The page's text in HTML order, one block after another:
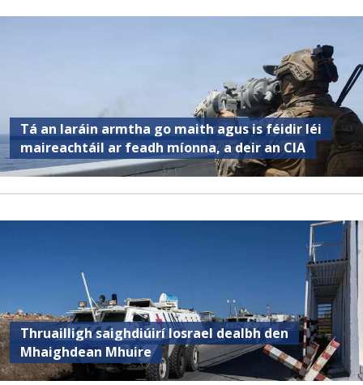
Tá an Iaráin armtha go maith agus is féidir léi
maireachtáil ar feadh míonna, a deir an CIA
Thruailligh saighdiúirí Iosrael dealbh den
Mhaighdean Mhuire